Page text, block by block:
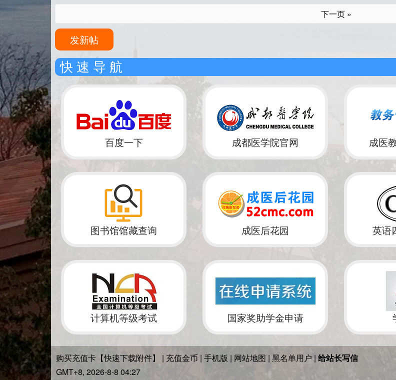
下一页 »
发新帖
快 速 导 航
购买充值卡【快速下载附件】 | 充值金币 | 手机版 | 网站地图 | 黑名单用户| 给站长写信
GMT+8, 2026-8-8 04:27